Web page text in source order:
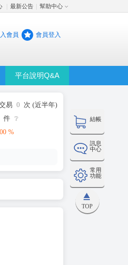
最新公告 幫助中心
會員 會員登入
平台說明Q&A
結帳
訊息
中心
常用
功能
TOP
易 0 次 (近半年)
件 ❔
%